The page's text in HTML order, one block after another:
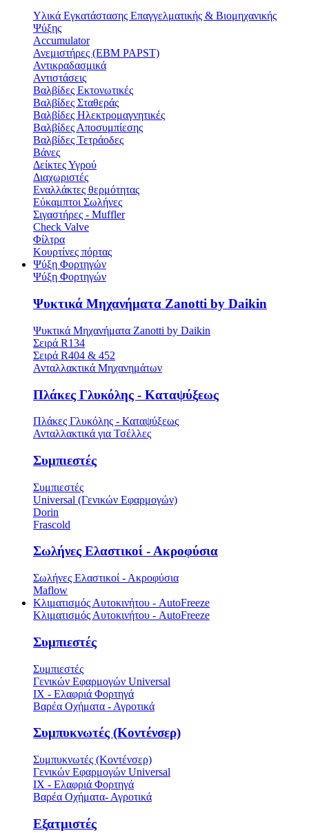
Υλικά Εγκατάστασης Επαγγελματικής & Βιομηχανικής
Ψύξης
Accumulator
Ανεμιστήρες (ΕΒΜ PAPST)
Αντικραδασμικά
Αντιστάσεις
Βαλβίδες Εκτονωτικές
Βαλβίδες Σταθεράς
Βαλβίδες Ηλεκτρομαγνητικές
Βαλβίδες Αποσυμπίεσης
Βαλβίδες Τετράοδες
Βάνες
Δείκτες Υγρού
Διαχωριστές
Εναλλάκτες θερμότητας
Εύκαμπτοι Σωλήνες
Σιγαστήρες - Muffler
Check Valve
Φίλτρα
Κουρτίνες πόρτας
Ψύξη Φορτηγών
Ψύξη Φορτηγών
Ψυκτικά Μηχανήματα Zanotti by Daikin
Ψυκτικά Μηχανήματα Zanotti by Daikin
Σειρά R134
Σειρά R404 & 452
Ανταλλακτικά Μηχανημάτων
Πλάκες Γλυκόλης - Καταψύξεως
Πλάκες Γλυκόλης - Καταψύξεως
Ανταλλακτικά για Τσέλλες
Συμπιεστές
Συμπιεστές
Universal (Γενικών Εφαρμογών)
Dorin
Frascold
Σωλήνες Ελαστικοί - Ακροφύσια
Σωλήνες Ελαστικοί - Ακροφύσια
Maflow
Κλιματισμός Αυτοκινήτου - AutoFreeze
Κλιματισμός Αυτοκινήτου - AutoFreeze
Συμπιεστές
Συμπιεστές
Γενικών Εφαρμογών Universal
ΙΧ - Ελαφριά Φορτηγά
Βαρέα Οχήματα - Αγροτικά
Συμπυκνωτές (Κοντένσερ)
Συμπυκνωτές (Κοντένσερ)
Γενικών Εφαρμογών Universal
ΙΧ - Ελαφριά Φορτηγά
Βαρέα Οχήματα- Αγροτικά
Εξατμιστές